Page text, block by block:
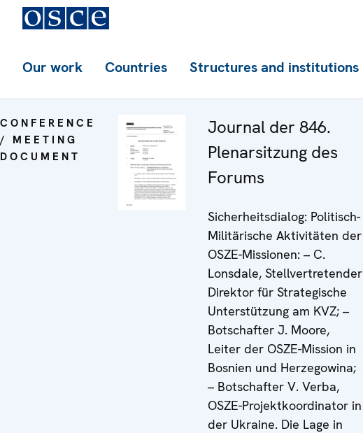
Our work Countries Structures and institutions
CONFERENCE
/ MEETING
DOCUMENT
Journal der 846.
Plenarsitzung des
Forums
Sicherheitsdialog: Politisch-
Militärische Aktivitäten der
OSZE-Missionen: – C.
Lonsdale, Stellvertretender
Direktor für Strategische
Unterstützung am KVZ; –
Botschafter J. Moore,
Leiter der OSZE-Mission in
Bosnien und Herzegowina;
– Botschafter V. Verba,
OSZE-Projektkoordinator in
der Ukraine. Die Lage in